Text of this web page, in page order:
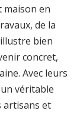
maison en
de la
bien
concret,
Avec leurs
véritable
artisans et